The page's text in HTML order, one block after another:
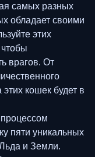
самых разных
обладает своими
этих
чтобы
врагов. От
этих кошек будет в
пяти уникальных
и Земли.